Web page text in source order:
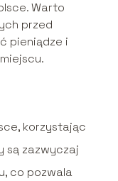
Warto
przed
pieniądze i
korzystając
są zazwyczaj
co pozwala